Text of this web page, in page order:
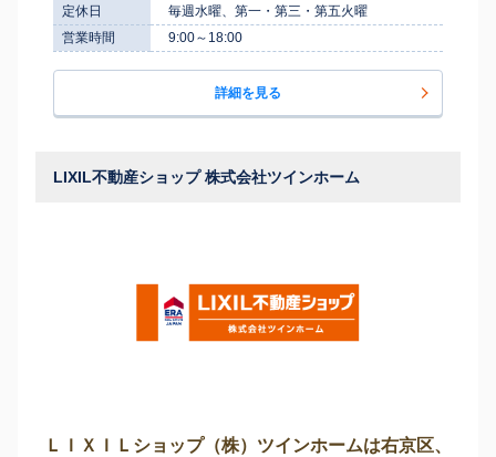
定休日
毎週水曜、第一・第三・第五火曜
営業時間
9:00～18:00
詳細を見る
LIXIL不動産ショップ 株式会社ツインホーム
ＬＩＸＩＬショップ（株）ツインホームは右京区、